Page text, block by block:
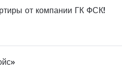
от компании ГК ФСК!